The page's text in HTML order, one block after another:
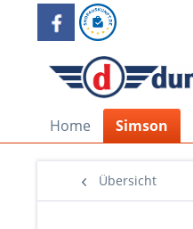
Home Simson
Übersicht